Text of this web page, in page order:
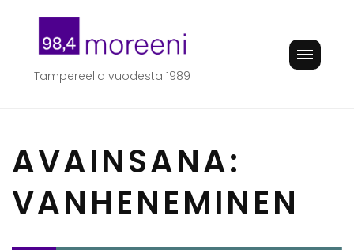
content
Tampereella vuodesta 1989
AVAINSANA:
VANHENEMINEN